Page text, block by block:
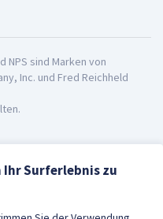
NPS sind Marken von
Inc. und Fred Reichheld
Ihr Surferlebnis zu